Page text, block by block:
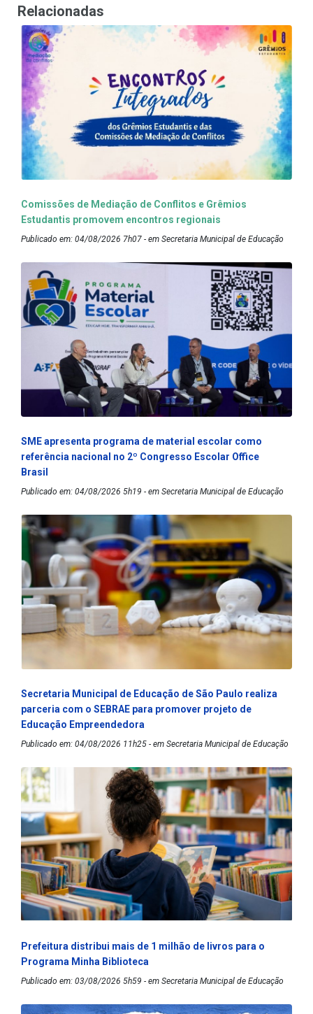
Relacionadas
Comissões de Mediação de Conflitos e Grêmios
Estudantis promovem encontros regionais
Publicado em: 04/08/2026 7h07 - em Secretaria Municipal de Educação
SME apresenta programa de material escolar como
referência nacional no 2º Congresso Escolar Office
Brasil
Publicado em: 04/08/2026 5h19 - em Secretaria Municipal de Educação
Secretaria Municipal de Educação de São Paulo realiza
parceria com o SEBRAE para promover projeto de
Educação Empreendedora
Publicado em: 04/08/2026 11h25 - em Secretaria Municipal de Educação
Prefeitura distribui mais de 1 milhão de livros para o
Programa Minha Biblioteca
Publicado em: 03/08/2026 5h59 - em Secretaria Municipal de Educação